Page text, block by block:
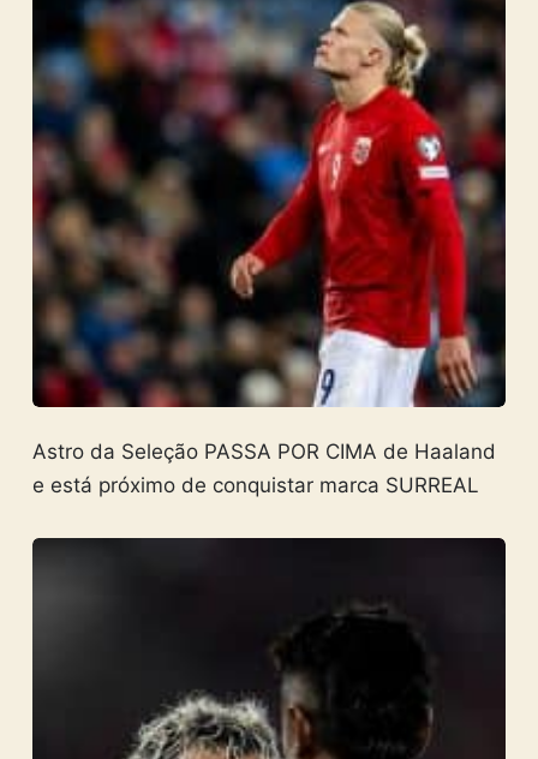
Astro da Seleção PASSA POR CIMA de Haaland
e está próximo de conquistar marca SURREAL